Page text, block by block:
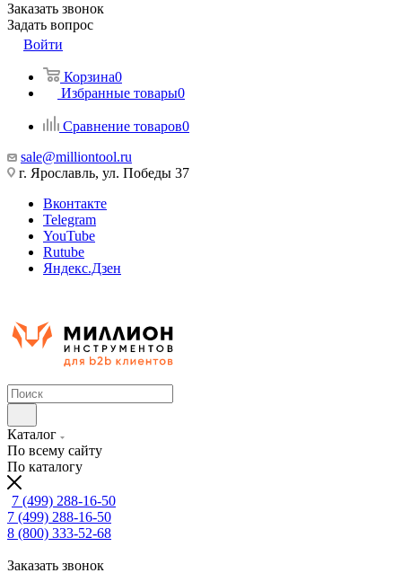
Заказать звонок
Задать вопрос
Войти
Корзина0
Избранные товары0
Сравнение товаров0
sale@milliontool.ru
г. Ярославль, ул. Победы 37
Вконтакте
Telegram
YouTube
Rutube
Яндекс.Дзен
Каталог
По всему сайту
По каталогу
7 (499) 288-16-50
7 (499) 288-16-50
8 (800) 333-52-68
Заказать звонок